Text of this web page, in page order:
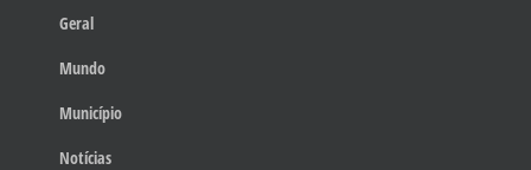
Geral
Mundo
Município
Notícias